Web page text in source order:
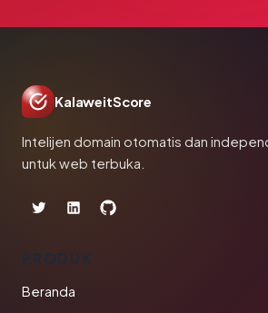
KalaweitScore
Intelijen domain otomatis dan
untuk web terbuka.
PRODUK
Beranda